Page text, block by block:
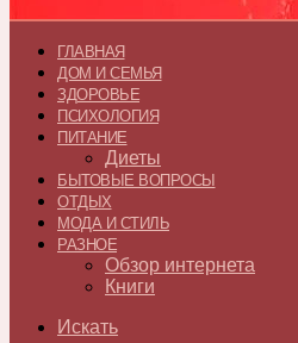
ГЛАВНАЯ
ДОМ И СЕМЬЯ
ЗДОРОВЬЕ
ПСИХОЛОГИЯ
ПИТАНИЕ
Диеты
БЫТОВЫЕ ВОПРОСЫ
ОТДЫХ
МОДА И СТИЛЬ
РАЗНОЕ
Обзор интернета
Книги
Искать